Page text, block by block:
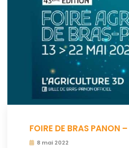
FOIRE DE BRAS PANON
8 mai 2022